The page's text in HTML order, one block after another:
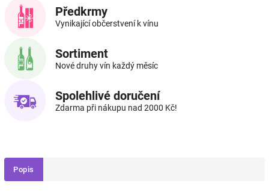
Předkrmy
Vynikající občerstvení k vínu
Sortiment
Nové druhy vín každý měsíc
Spolehlivé doručení
Zdarma při nákupu nad 2000 Kč!
Popis